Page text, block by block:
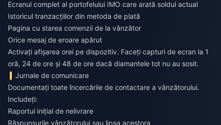
Ecranul complet al portofelului IMO care arată soldul actual
Istoricul tranzacțiilor din metoda de plată
Pagina cu starea comenzii de la vânzător
Orice mesaj de eroare apărut
Activați afișarea orei pe dispozitiv. Faceți capturi de ecran la 1
oră, 24 de ore și 48 de ore dacă diamantele tot nu au sosit.
Jurnale de comunicare
Documentați toate încercările de contactare a vânzătorului.
Includeți:
Raportul inițial de nelivrare
Răspunsurile vânzătorului sau lipsa acestora